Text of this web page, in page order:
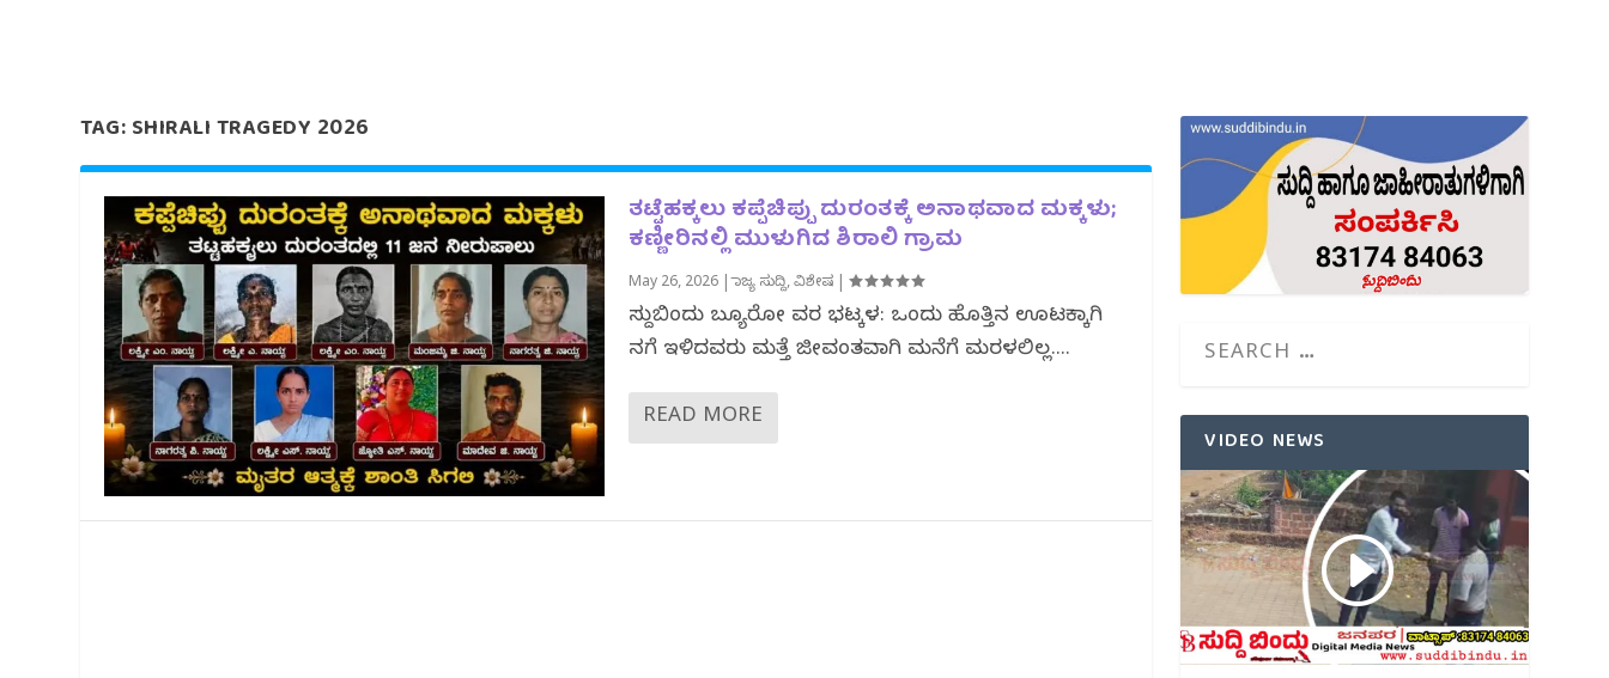
TAG:SHIRALI TRAGEDY 2026
ತಟ್ಟೆಹಕ್ಕಲು ಕಪ್ಪೆಚಿಪ್ಪು ದುರಂತಕ್ಕೆ ಅನಾಥವಾದ ಮಕ್ಕಳು;
ಕಣ್ಣೀರಿನಲ್ಲಿ ಮುಳುಗಿದ ಶಿರಾಲಿ ಗ್ರಾಮ
May 26, 2026|ರಾಜ್ಯ ಸುದ್ದಿ,ವಿಶೇಷ|
ಸುದ್ದಿಬಿಂದು ಬ್ಯೂರೋ ವರದಿ ಭಟ್ಕಳ: ಒಂದು ಹೊತ್ತಿನ ಊಟಕ್ಕಾಗಿ
ನದಿಗೆ ಇಳಿದವರು ಮತ್ತೆ ಜೀವಂತವಾಗಿ ಮನೆಗೆ ಮರಳಲಿಲ್ಲ....
READ MORE
VIDEO NEWS